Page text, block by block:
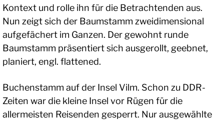
Kontext und rolle ihn für die Betrachtenden aus.
Nun zeigt sich der Baumstamm zweidimensional
aufgefächert im Ganzen. Der gewohnt runde
Baumstamm präsentiert sich ausgerollt, geebnet,
planiert, engl. flattened.
Buchenstamm auf der Insel Vilm. Schon zu DDR-
Zeiten war die kleine Insel vor Rügen für die
allermeisten Reisenden gesperrt. Nur ausgewählte